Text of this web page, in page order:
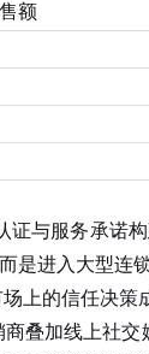
额
服务承诺
是进入大型
上的信任决策
加线上社交